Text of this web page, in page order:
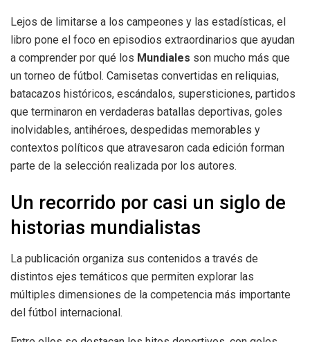
Lejos de limitarse a los campeones y las estadísticas, el
libro pone el foco en episodios extraordinarios que ayudan
a comprender por qué los Mundiales son mucho más que
un torneo de fútbol. Camisetas convertidas en reliquias,
batacazos históricos, escándalos, supersticiones, partidos
que terminaron en verdaderas batallas deportivas, goles
inolvidables, antihéroes, despedidas memorables y
contextos políticos que atravesaron cada edición forman
parte de la selección realizada por los autores.
Un recorrido por casi un siglo de
historias mundialistas
La publicación organiza sus contenidos a través de
distintos ejes temáticos que permiten explorar las
múltiples dimensiones de la competencia más importante
del fútbol internacional.